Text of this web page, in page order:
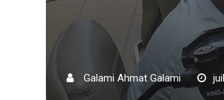
Galami Ahmat Galami